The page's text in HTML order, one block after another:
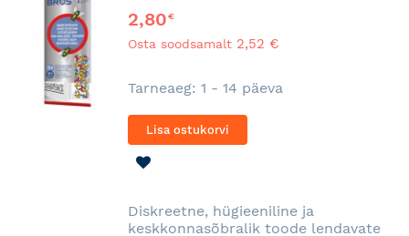
2,80€
Osta soodsamalt 2,52 €
Tarneaeg: 1 - 14 päeva
Lisa ostukorvi
Diskreetne, hügieeniline ja
keskkonnasõbralik toode lendavate